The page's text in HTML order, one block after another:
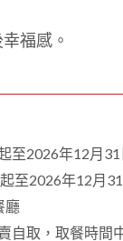
福感。
至2026年12月
至2026年12月
廳
自取，取餐時間